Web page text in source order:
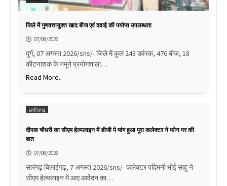
जिले में गुणवत्तायुक्त खाद बीज एवं दवाई की पर्याप्त उपलब्धता
07/08/2026
दुर्ग, 07 अगस्त 2026/sns/- जिले में कुल 243 उर्वरक, 476 बीज, 18
कीटनाशक के नमूने प्रयोगशाला…
Read More..
छत्तीसगढ़
दीपक चौधरी का सीएम हेल्पलाइन में डीजी पे मांग हुआ पूरा कलेक्टर ने फोन पर की
बात
07/08/2026
सारंगढ़ बिलाईगढ़, 7 अगस्त 2026/sns/- कलेक्टर पद्मिनी भोई साहू ने
सीएम हेल्पलाइन में आए आवेदन का…